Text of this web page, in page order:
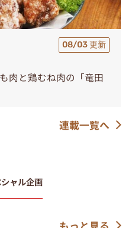
08/03 更新
肉と鶏むね肉の「竜田